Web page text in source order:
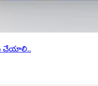
చేయాలి..